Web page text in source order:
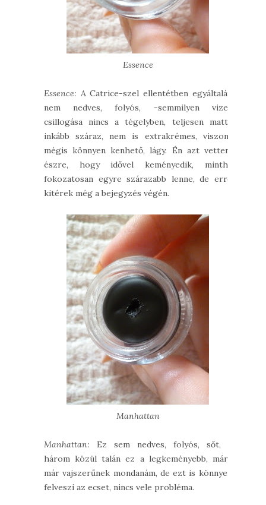
Essence
Essence: A Catrice-szel ellentétben egyáltalán
nem nedves, folyós, -semmilyen vizes
csillogása nincs a tégelyben, teljesen matt-
inkább száraz, nem is extrakrémes, viszont
mégis könnyen kenhető, lágy. Én azt vettem
észre, hogy idővel keményedik, mintha
fokozatosan egyre szárazabb lenne, de erre
kitérek még a bejegyzés végén.
Manhattan
Manhattan: Ez sem nedves, folyós, sőt, a
három közül talán ez a legkeményebb, már-
már vajszerűnek mondanám, de ezt is könnyen
felveszi az ecset, nincs vele probléma.